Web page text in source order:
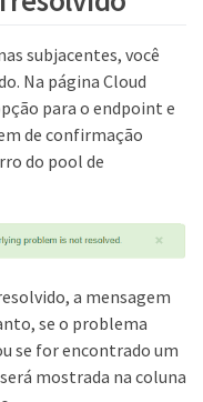
subjacentes, você
Na página Cloud
para o endpoint e
de confirmação
do pool de
a mensagem
se o problema
se for encontrado um
mostrada na coluna